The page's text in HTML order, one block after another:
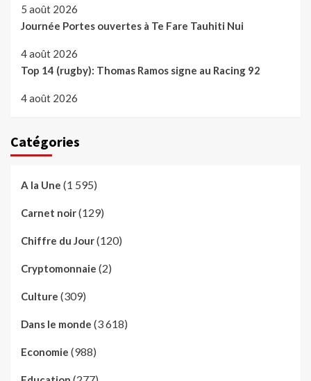
5 août 2026
Journée Portes ouvertes à Te Fare Tauhiti Nui
4 août 2026
Top 14 (rugby): Thomas Ramos signe au Racing 92
4 août 2026
Catégories
A la Une (1 595)
Carnet noir(129)
Chiffre du Jour(120)
Cryptomonnaie (2)
Culture (309)
Dans le monde (3 618)
Economie (988)